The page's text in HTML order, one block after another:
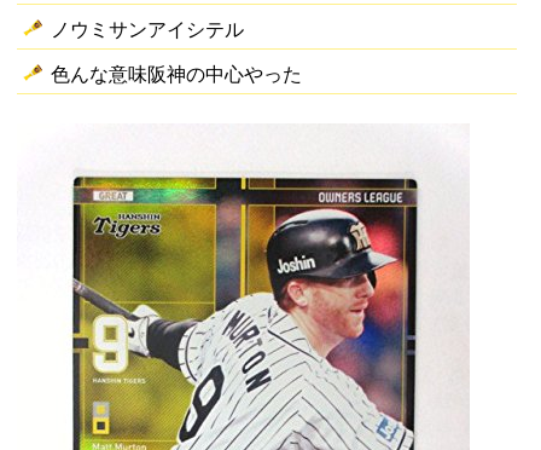
ノウミサンアイシテル
色んな意味阪神の中心やった